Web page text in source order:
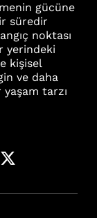
gücüne
süredir
noktası
yerindeki
kişisel
ve daha
tarzı